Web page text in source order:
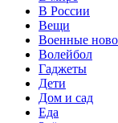
В России
Вещи
Военные
Волейбол
Гаджеты
Дети
Дом и сад
Еда